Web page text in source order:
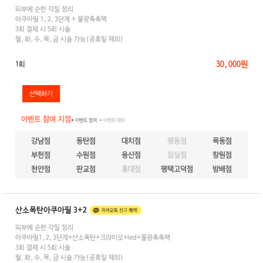
피부에 순한 각질 정리
아쿠아필 1,2,3단계 + 물광촉촉팩
3회 결제 시 5회 시술
월,화,수,목,금 시술 가능(공휴일 제외)
1회 30,000원
이벤트 참여 지점● 이벤트 참여 ● 이벤트 제외
강남점 동탄점 대치점 명동점
목동점
부천점
수원점 용산점 잠실점
창원점
천안점
판교점 홍대점 평택고덕점 방배점
산소폭탄아쿠아필 3+2
피부에 순한 각질 정리
아쿠아필1,2,3단계+산소폭탄+크라이오+led+물광촉촉팩
3회 결제 시 5회 시술
월,화,수,목,금 시술 가능(공휴일 제외)